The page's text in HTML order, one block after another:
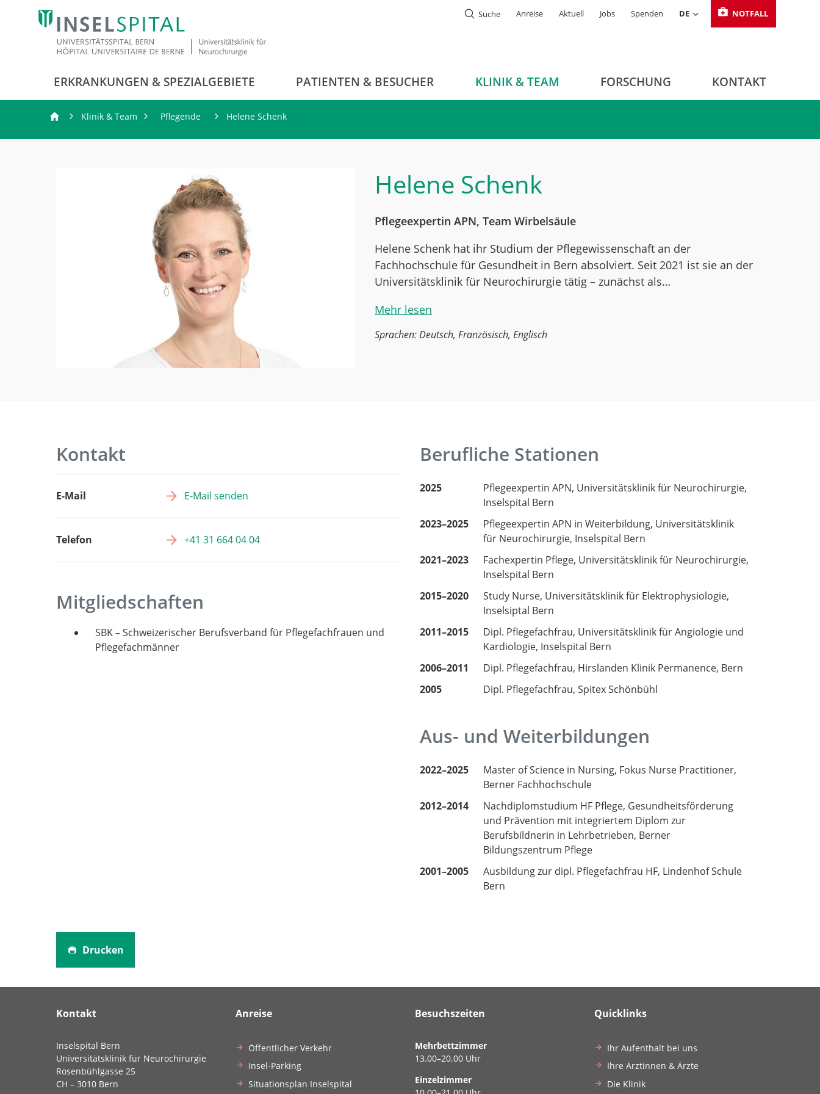
Suche NOTFALL
Anreise Aktuell Jobs Spenden DE
ERKRANKUNGEN & SPEZIALGEBIETE PATIENTEN & BESUCHER KLINIK & TEAM FORSCHUNG KONTAKT
Klinik & Team Pflegende Helene Schenk
Helene Schenk
Pflegeexpertin APN, Team Wirbelsäule
Helene Schenk hat ihr Studium der Pflegewissenschaft an der
Fachhochschule für Gesundheit in Bern absolviert. Seit 2021 ist sie an der
Universitätsklinik für Neurochirurgie tätig – zunächst als…
Mehr lesen
Sprachen: Deutsch, Französisch, Englisch
Kontakt
E-Mail E-Mail senden
Telefon +41 31 664 04 04
Mitgliedschaften
SBK – Schweizerischer Berufsverband für Pflegefachfrauen und
Pflegefachmänner
Berufliche Stationen
2025
Pflegeexpertin APN, Universitätsklinik für Neurochirurgie,
Inselspital Bern
2023–2025
Pflegeexpertin APN in Weiterbildung, Universitätsklinik
für Neurochirurgie, Inselspital Bern
2021–2023
Fachexpertin Pflege, Universitätsklinik für Neurochirurgie,
Inselspital Bern
2015–2020
Study Nurse, Universitätsklinik für Elektrophysiologie,
Inselsiptal Bern
2011–2015
Dipl. Pflegefachfrau, Universitätsklinik für Angiologie und
Kardiologie, Inselspital Bern
2006–2011
Dipl. Pflegefachfrau, Hirslanden Klinik Permanence, Bern
2005
Dipl. Pflegefachfrau, Spitex Schönbühl
Aus- und Weiterbildungen
2022–2025
Master of Science in Nursing, Fokus Nurse Practitioner,
Berner Fachhochschule
2012–2014
Nachdiplomstudium HF Pflege, Gesundheitsförderung
und Prävention mit integriertem Diplom zur
Berufsbildnerin in Lehrbetrieben, Berner
Bildungszentrum Pflege
2001–2005
Ausbildung zur dipl. Pflegefachfrau HF, Lindenhof Schule
Bern
Drucken
Kontakt
Inselspital Bern
Universitätsklinik für Neurochirurgie
Rosenbühlgasse 25
CH – 3010 Bern
Anreise
Öffentlicher Verkehr
Insel-Parking
Situationsplan Inselspital
Besuchszeiten
Mehrbettzimmer
13.00–20.00 Uhr
Einzelzimmer
Quicklinks
Ihr Aufenthalt bei uns
Ihre Ärztinnen & Ärzte
Die Klinik